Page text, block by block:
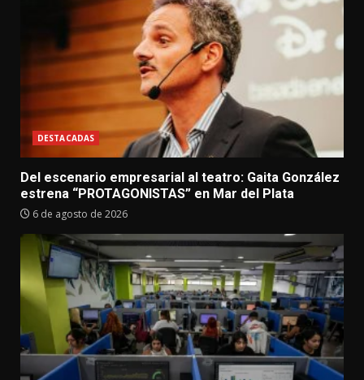
DESTACADAS
Del escenario empresarial al teatro: Gaita González
estrena “PROTAGONISTAS” en Mar del Plata
6 de agosto de 2026